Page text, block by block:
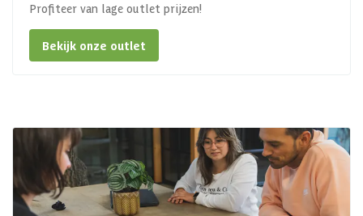
Profiteer van lage outlet prijzen!
Bekijk onze outlet